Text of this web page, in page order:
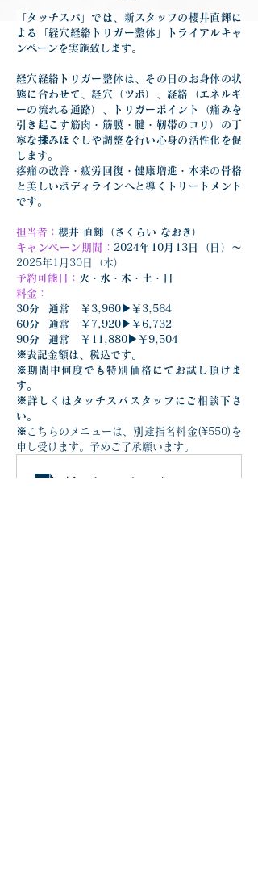
「タッチスパ」では、新スタッフの櫻井直輝に
よる「経穴経絡トリガー整体」トライアルキャ
ンペーンを実施致します。
経穴経絡トリガー整体は、その日のお身体の状
態に合わせて、経穴（ツボ）、経絡（エネルギ
ーの流れる通路）、トリガーポイント（痛みを
引き起こす筋肉・筋膜・腱・靭帯のコリ）の丁
寧な揉みほぐしや調整を行い心身の活性化を促
します。
疼痛の改善・疲労回復・健康増進・本来の骨格
と美しいボディラインへと導くトリートメント
です。
担当者： 櫻井 直輝（さくらい なおき）
キャンペーン期間： 2024年10月13日（日）〜
2025年1月30日（木）
予約可能日： 火・水・木・土・日
料金：
30分	通常	￥3,960▶︎￥3,564
60分	通常	￥7,920▶︎￥6,732
90分	通常	￥11,880▶︎￥9,504
※表記金額は、税込です。
※期間中何度でも特別価格にてお試し頂けま
す。
※詳しくはタッチスパスタッフにご相談下さ
い。
※ こちらのメニューは、別途指名料金(¥550)を
申し受けます。予めご了承願います。